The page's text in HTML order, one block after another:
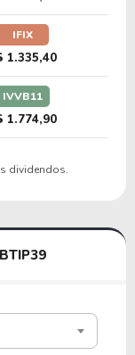
IFIX
1.335,40
IVVB11
1.774,90
dividendos.